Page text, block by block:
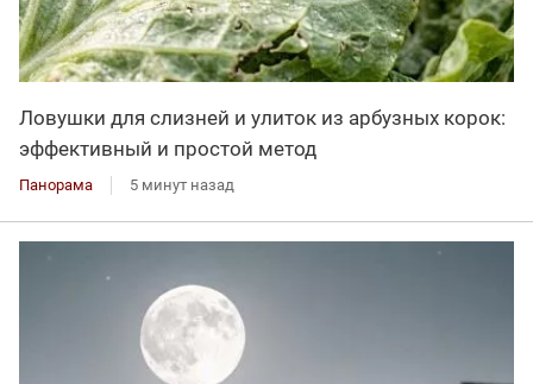
Ловушки для слизней и улиток из арбузных корок:
эффективный и простой метод
Панорама 5 минут назад